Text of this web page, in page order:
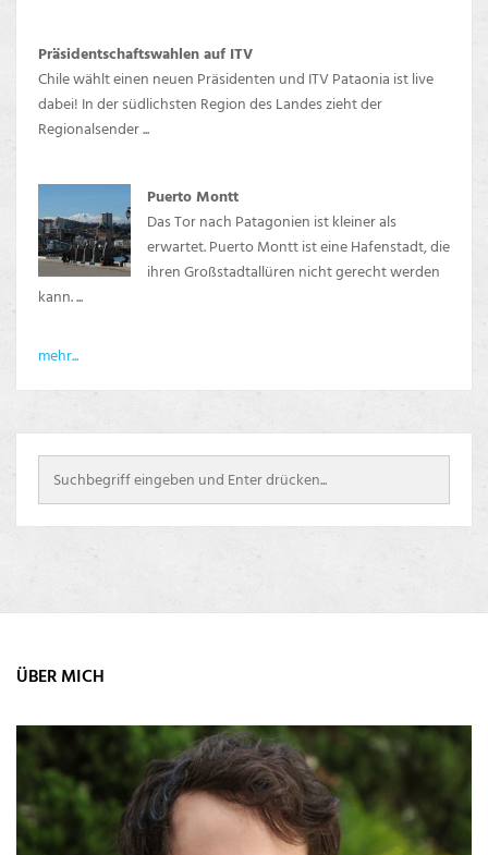
Präsidentschaftswahlen auf ITV
Chile wählt einen neuen Präsidenten und ITV Pataonia ist live
dabei! In der südlichsten Region des Landes zieht der
Regionalsender ...
Puerto Montt
Das Tor nach Patagonien ist kleiner als
erwartet. Puerto Montt ist eine Hafenstadt, die
ihren Großstadtallüren nicht gerecht werden
kann. ...
mehr...
ÜBER MICH